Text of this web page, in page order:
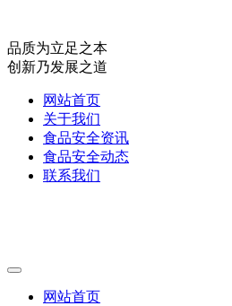
品质为立足之本
创新乃发展之道
网站首页
关于我们
食品安全资讯
食品安全动态
联系我们
网站首页